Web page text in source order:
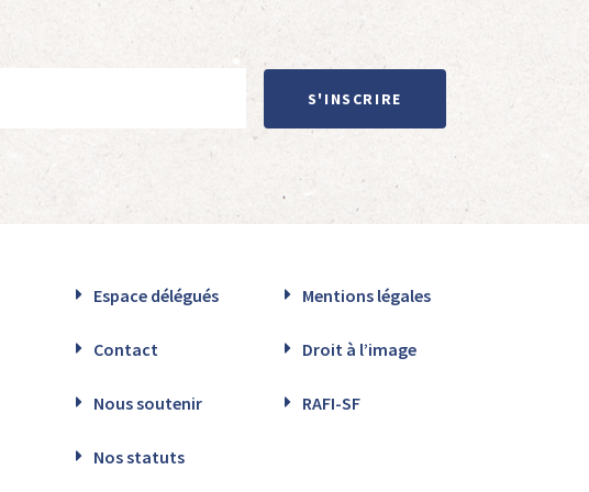
S'INSCRIRE
Espace délégués Mentions légales
Contact Droit à l’image
Nous soutenir RAFI-SF
Nos statuts